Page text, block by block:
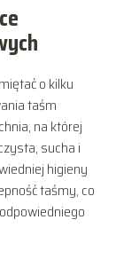
o kilku
taśm
na której
sucha i
higieny
taśmy, co